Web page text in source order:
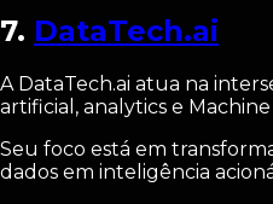
7. DataTech.ai
A DataTech.ai atua na
artificial, analytics e
Seu foco está em
dados em inteligência